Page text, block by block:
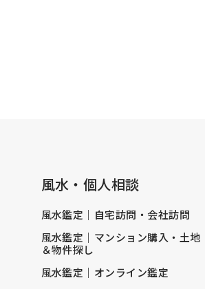
風水・個人相談
風水鑑定｜自宅訪問・会社訪問
風水鑑定｜マンション購入・土地
＆物件探し
風水鑑定｜オンライン鑑定